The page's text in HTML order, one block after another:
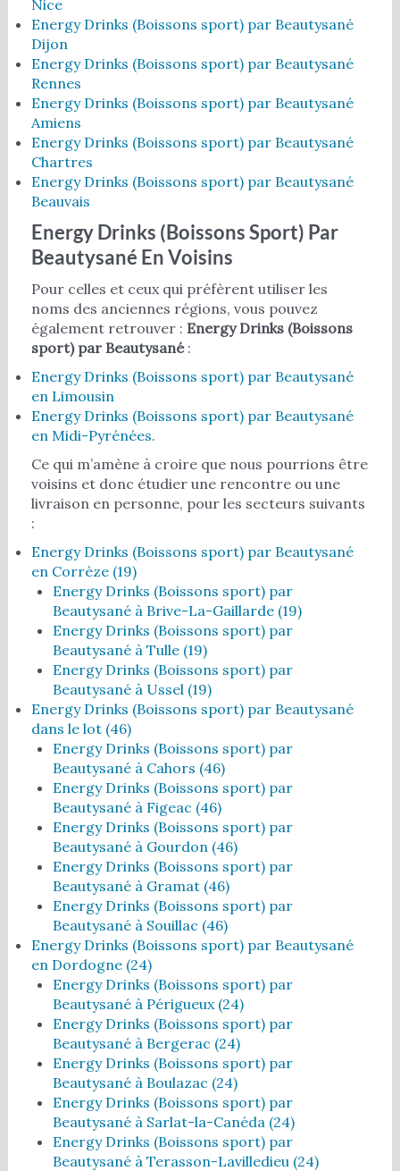
Nice
Energy Drinks (Boissons sport) par Beautysané
Dijon
Energy Drinks (Boissons sport) par Beautysané
Rennes
Energy Drinks (Boissons sport) par Beautysané
Amiens
Energy Drinks (Boissons sport) par Beautysané
Chartres
Energy Drinks (Boissons sport) par Beautysané
Beauvais
Energy Drinks (Boissons Sport) Par
Beautysané En Voisins
Pour celles et ceux qui préfèrent utiliser les
noms des anciennes régions, vous pouvez
également retrouver : Energy Drinks (Boissons
sport) par Beautysané:
Energy Drinks (Boissons sport) par Beautysané
en Limousin
Energy Drinks (Boissons sport) par Beautysané
en Midi-Pyrénées.
Ce qui m’amène à croire que nous pourrions être
voisins et donc étudier une rencontre ou une
livraison en personne, pour les secteurs suivants
:
Energy Drinks (Boissons sport) par Beautysané
en Corrèze (19)
Energy Drinks (Boissons sport) par
Beautysané à Brive-La-Gaillarde (19)
Energy Drinks (Boissons sport) par
Beautysané à Tulle (19)
Energy Drinks (Boissons sport) par
Beautysané à Ussel (19)
Energy Drinks (Boissons sport) par Beautysané
dans le lot (46)
Energy Drinks (Boissons sport) par
Beautysané à Cahors (46)
Energy Drinks (Boissons sport) par
Beautysané à Figeac (46)
Energy Drinks (Boissons sport) par
Beautysané à Gourdon (46)
Energy Drinks (Boissons sport) par
Beautysané à Gramat (46)
Energy Drinks (Boissons sport) par
Beautysané à Souillac (46)
Energy Drinks (Boissons sport) par Beautysané
en Dordogne (24)
Energy Drinks (Boissons sport) par
Beautysané à Périgueux (24)
Energy Drinks (Boissons sport) par
Beautysané à Bergerac (24)
Energy Drinks (Boissons sport) par
Beautysané à Boulazac (24)
Energy Drinks (Boissons sport) par
Beautysané à Sarlat-la-Canéda (24)
Energy Drinks (Boissons sport) par
Beautysané à Terasson-Lavilledieu (24)